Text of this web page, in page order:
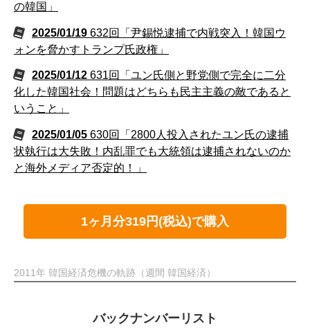
の韓国」
2025/01/19 632回「尹錫悦逮捕で内戦突入！韓国ウ
ォンを脅かすトランプ氏政権」
2025/01/12 631回「ユン氏側と野党側で完全に二分
化した韓国社会！問題はどちらも民主主義の敵であると
いうこと」
2025/01/05 630回「2800人投入されたユン氏の逮捕
状執行は大失敗！内乱罪でも大統領は逮捕されないのか
と海外メディア否定的！」
1ヶ月分319円(税込)で購入
2011年 韓国経済危機の軌跡（週間 韓国経済）
バックナンバーリスト